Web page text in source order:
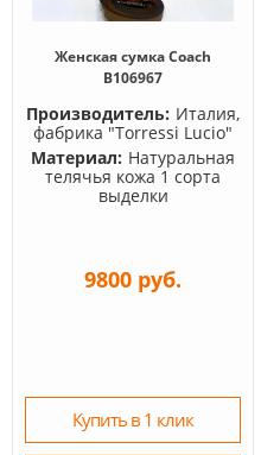
Женская сумка Coach
B106967
Производитель: Италия,
фабрика "Torressi Lucio"
Материал: Натуральная
телячья кожа 1 сорта
выделки
9800 руб.
Купить в 1 клик